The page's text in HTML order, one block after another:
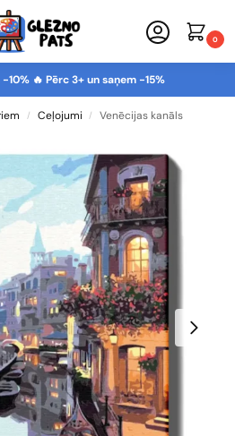
0
10% 🔥 Pērc 3+ un saņem -15%
/ Ceļojumi / Venēcijas kanāls